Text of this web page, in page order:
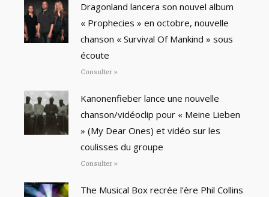
Dragonland lancera son nouvel album
« Prophecies » en octobre, nouvelle
chanson « Survival Of Mankind » sous
écoute
Consulter »
Kanonenfieber lance une nouvelle
chanson/vidéoclip pour « Meine Lieben
» (My Dear Ones) et vidéo sur les
coulisses du groupe
Consulter »
The Musical Box recrée l’ère Phil Collins